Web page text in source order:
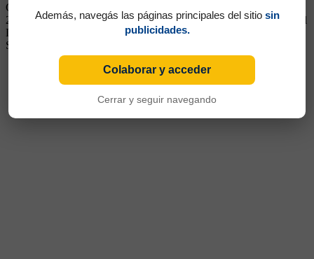
Ganó 5 títulos (Superligas 2017/2018 y 2019/2020, Supercopa
2019, Copa Diego Maradona 2020 y Copa Argentina 2021). Lateral
Derecho. Jugó en Talleres, Atlético Tucumán, Ferro, San Lorenzo y
San Pablo. Arribó a Boca a comienzos de 2018
Además, navegás las páginas principales del sitio sin
publicidades.
Colaborar y acceder
Cerrar y seguir navegando